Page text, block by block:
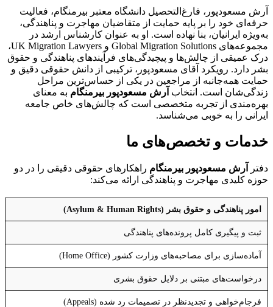
آرش مسعودپور، فارغ‌التحصیل دانشگاه معتبر بیرمنگام، فعالیت
حرفه‌ای خود را بر پایه حمایت از متقاضیان مهاجرت و پناهندگی،
به‌ویژه ایرانیان، بنا نهاده است. او به عنوان کارشناس ارشد در
مجموعه‌های Global Migration Solutions و UK Migration Lawyers،
درک عمیقی از چالش‌ها و پیچیدگی‌های فرآیندهای پناهندگی و حقوق
بشر دارد. رویکرد آقای مسعودپور، ترکیبی از دانش حقوقی دقیق و
حمایت همه‌جانبه از مراجعین در یکی از حساس‌ترین مراحل
زندگی‌شان است. انتخابآرش مسعودپور بیرمنگامبه معنای
بهره‌مندی از تجربه متخصصی است که چالش‌های خاص جامعه
ایرانی را به خوبی می‌شناسد.
خدمات و تخصص‌های ما
دفتر آرش مسعودپور بیرمنگامراهکارهای حقوقی دقیقی را در دو
حوزه کلیدی مهاجرت و پناهندگی ارائه می‌کند:
امور پناهندگی و حقوق بشر (Asylum & Human Rights)
ثبت و پیگیری کامل پرونده‌های پناهندگی
آماده‌سازی برای مصاحبه‌های وزارت کشور (Home Office)
درخواست‌های مبتنی بر دلایل حقوق بشری
فرجام‌خواهی و تجدیدنظر در تصمیمات رد شده (Appeals)